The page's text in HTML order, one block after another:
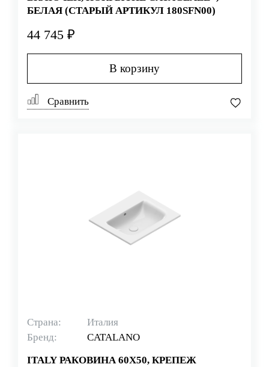
БЕЛАЯ (СТАРЫЙ АРТИКУЛ 180SFN00)
44 745 ₽
В корзину
Сравнить
Страна:
Италия
Бренд:
CATALANO
ITALY РАКОВИНА 60Х50, КРЕПЕЖ